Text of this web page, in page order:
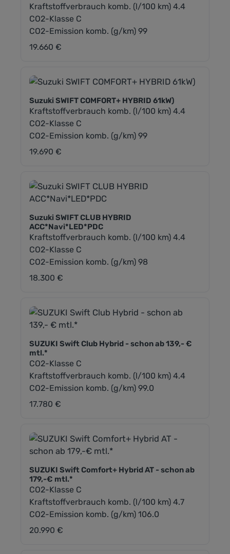
Kraftstoffverbrauch komb. (l/100 km) 4.4
CO2-Klasse C
CO2-Emission komb. (g/km) 99
Regulärer Preis:
19.660 €
Suzuki SWIFT COMFORT+ HYBRID 61kW)
Kraftstoffverbrauch komb. (l/100 km) 4.4
CO2-Klasse C
CO2-Emission komb. (g/km) 99
Regulärer Preis:
19.690 €
Suzuki SWIFT CLUB HYBRID
ACC*Navi*LED*PDC
Kraftstoffverbrauch komb. (l/100 km) 4.4
CO2-Klasse C
CO2-Emission komb. (g/km) 98
Regulärer Preis:
18.300 €
SUZUKI Swift Club Hybrid - schon ab 139,- €
mtl.*
CO2-Klasse C
Kraftstoffverbrauch komb. (l/100 km) 4.4
CO2-Emission komb. (g/km) 99.0
Regulärer Preis:
17.780 €
SUZUKI Swift Comfort+ Hybrid AT - schon ab
179,-€ mtl.*
CO2-Klasse C
Kraftstoffverbrauch komb. (l/100 km) 4.7
CO2-Emission komb. (g/km) 106.0
Regulärer Preis:
20.990 €